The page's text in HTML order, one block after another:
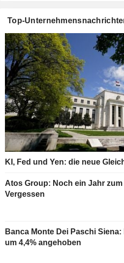
Top-
KI, Fed und Yen: die neue
Atos Group: Noch ein Jahr zum
Vergessen
Banca Monte Dei Paschi Siena:
um 4,4% angehoben